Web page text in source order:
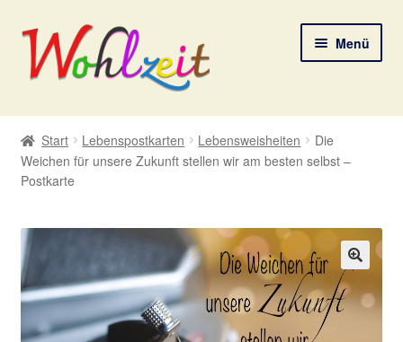
Zur
Navigation
springen
Zum
Inhalt
springen
Menü
Start
AGB
Deine Auswahl
Digitale Lebenspostkarten
Start Lebenspostkarten Lebensweisheiten
Die
Weichen für unsere Zukunft stellen wir am besten selbst –
Postkarte
🔍